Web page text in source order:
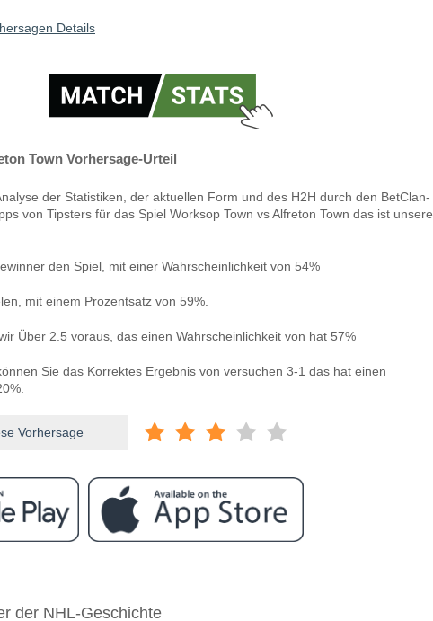
Details
Town Vorhersage-Urteil
der Statistiken, der aktuellen Form und des H2H durch den BetClan-
von Tipsters für das Spiel Worksop Town vs Alfreton Town das ist unsere
den Spiel, mit einer Wahrscheinlichkeit von 54%
mit einem Prozentsatz von 59%.
Über 2.5 voraus, das einen Wahrscheinlichkeit von hat 57%
Sie das Korrektes Ergebnis von versuchen 3-1 das hat einen
Vorhersage
Town v Alfreton Town 26 December 2025 15:00.
der NHL-Geschichte